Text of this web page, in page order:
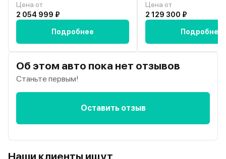
Цена от
2 054 999 ₽
Подробнее
Цена от
2 129 300 ₽
Подробнее
Об этом авто пока нет отзывов
Станьте первым!
Оставить отзыв
Наши клиенты ищут